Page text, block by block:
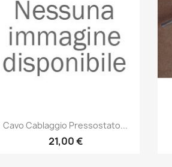
Anteprima
Cavo Cablaggio Pressostato...
21,00 €